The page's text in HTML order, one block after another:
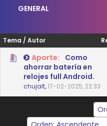
GENERAL
Tema / Autor
Aporte:
Como
ahorrar batería en
relojes full Android.
chujalt,17-02-2025, 22:33